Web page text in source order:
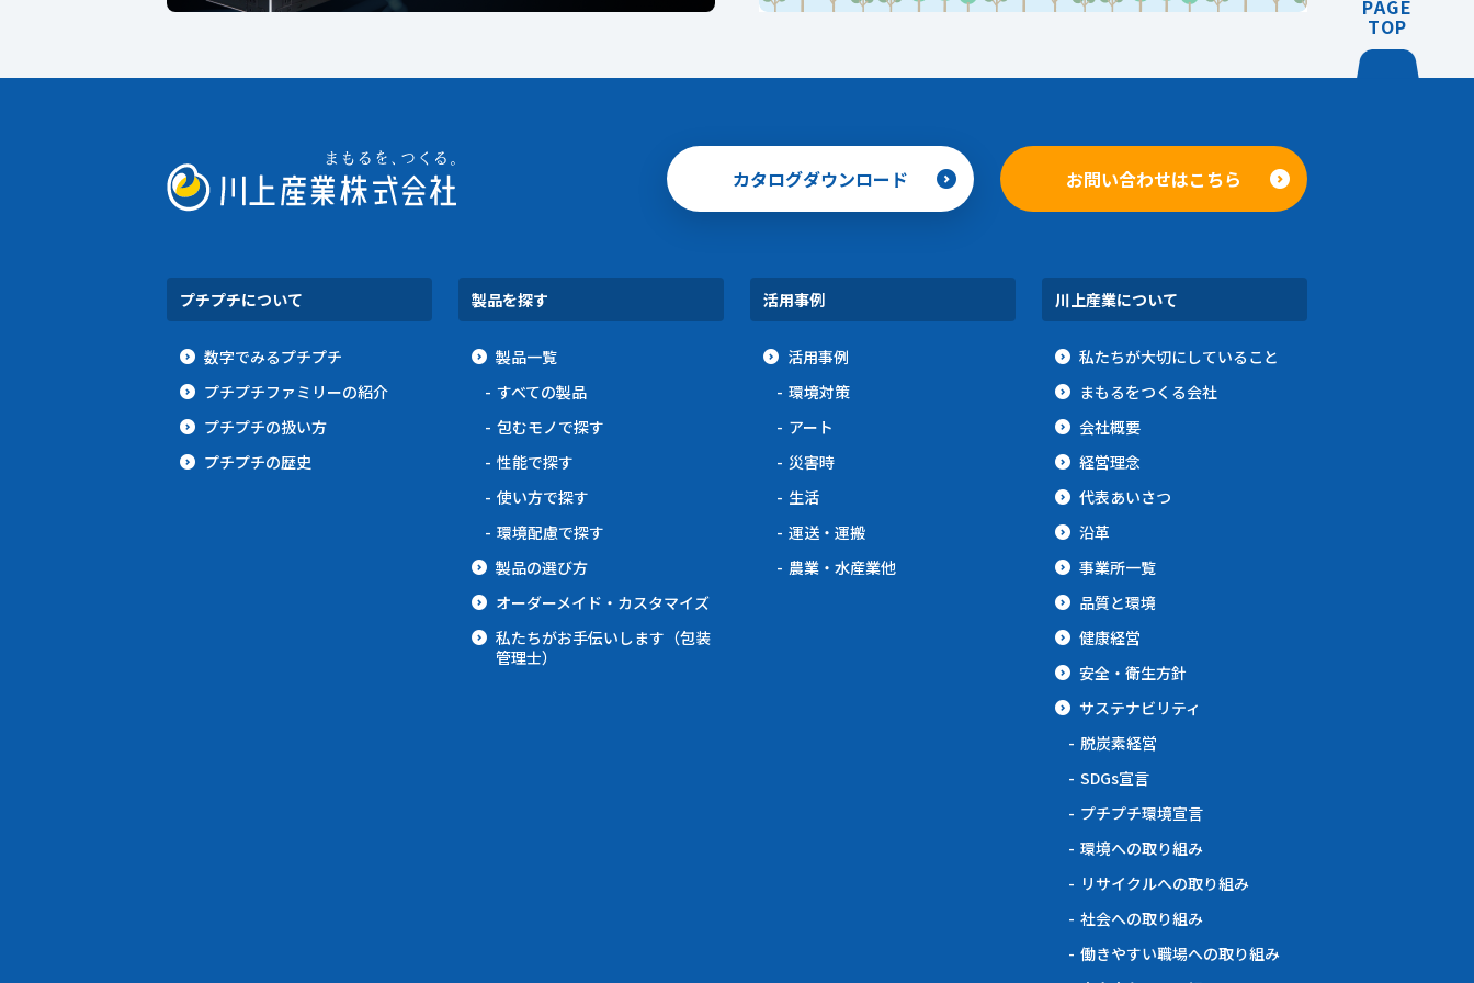
PAGE
TOP
カタログダウンロード お問い合わせはこちら
プチプチについて
数字でみるプチプチ
プチプチファミリーの紹介
プチプチの扱い方
プチプチの歴史
製品を探す
製品一覧
すべての製品
包むモノで探す
性能で探す
使い方で探す
環境配慮で探す
製品の選び方
オーダーメイド・カスタマイズ
私たちがお手伝いします（包装
管理士）
活用事例
活用事例
環境対策
アート
災害時
生活
運送・運搬
農業・水産業他
川上産業について
私たちが大切にしていること
まもるをつくる会社
会社概要
経営理念
代表あいさつ
沿革
事業所一覧
品質と環境
健康経営
安全・衛生方針
サステナビリティ
脱炭素経営
SDGs宣言
プチプチ環境宣言
環境への取り組み
リサイクルへの取り組み
社会への取り組み
働きやすい職場への取り組み